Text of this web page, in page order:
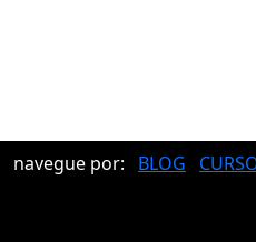
navegue por: BLOG